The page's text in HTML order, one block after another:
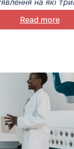
на які
та не маючи
виникнення
Read more